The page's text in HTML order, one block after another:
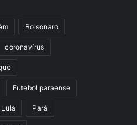
Bolsonaro
coronavírus
Futebol paraense
Lula Pará